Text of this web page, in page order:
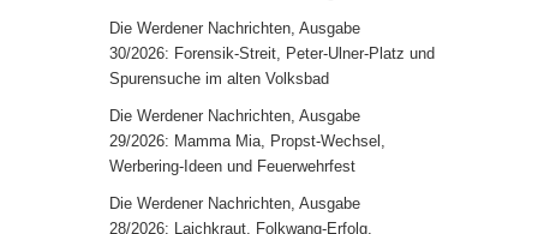
Die Werdener Nachrichten, Ausgabe
30/2026: Forensik-Streit, Peter-Ulner-Platz und
Spurensuche im alten Volksbad
Die Werdener Nachrichten, Ausgabe
29/2026: Mamma Mia, Propst-Wechsel,
Werbering-Ideen und Feuerwehrfest
Die Werdener Nachrichten, Ausgabe
28/2026: Laichkraut, Folkwang-Erfolg,